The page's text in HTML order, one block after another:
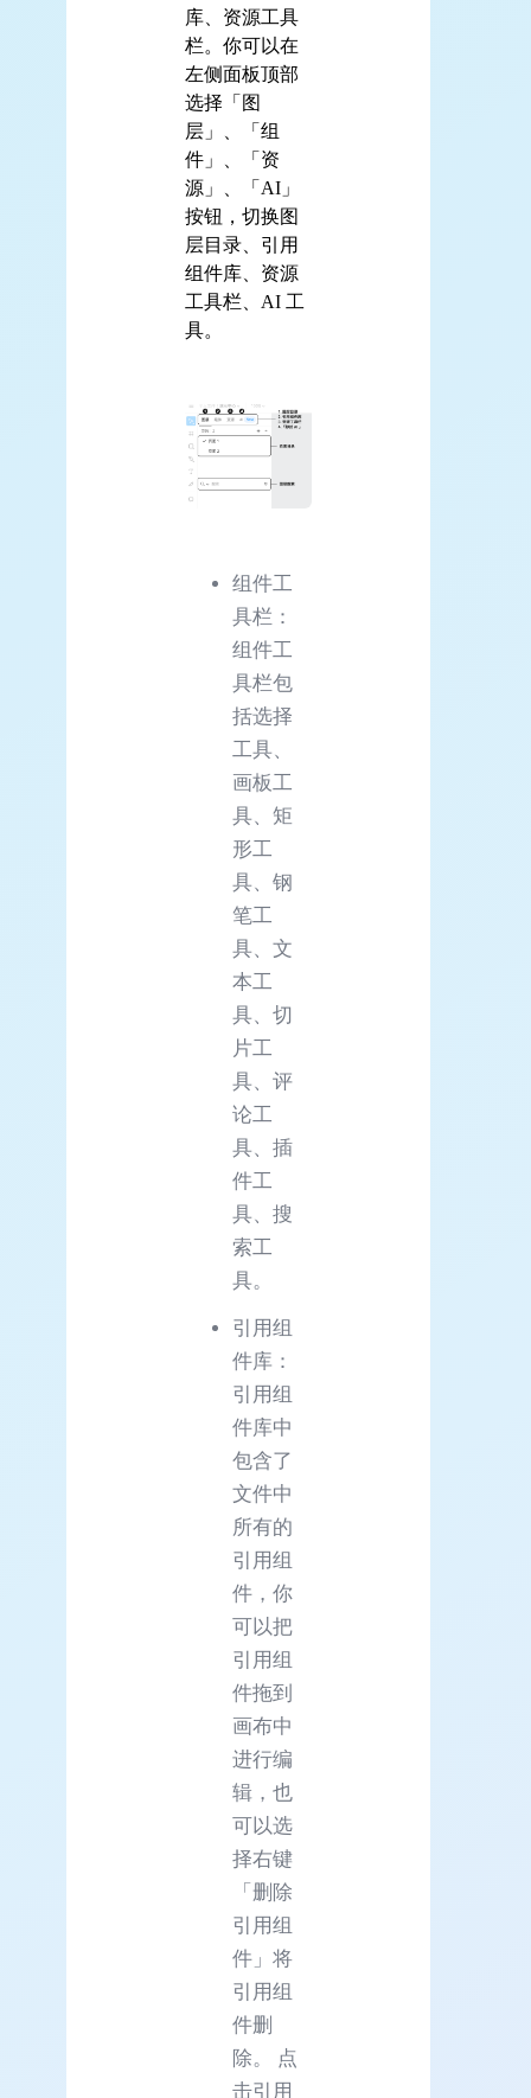
库、资源工具
栏。你可以在
左侧面板顶部
选择「图
层」、「组
件」、「资
源」、「AI」
按钮，切换图
层目录、引用
组件库、资源
工具栏、AI 工
具。
组件工
具栏：
组件工
具栏包
括选择
工具、
画板工
具、矩
形工
具、钢
笔工
具、文
本工
具、切
片工
具、评
论工
具、插
件工
具、搜
索工
具。
引用组
件库：
引用组
件库中
包含了
文件中
所有的
引用组
件，你
可以把
引用组
件拖到
画布中
进行编
辑，也
可以选
择右键
「删除
引用组
件」将
引用组
件删
除。 点
击引用